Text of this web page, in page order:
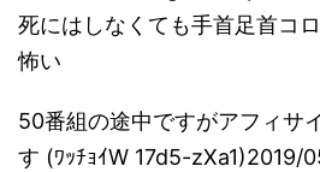
死にはしなくても手首足首コ
怖い
50番組の途中ですがアフィサ
す (ﾜｯﾁｮｲW 17d5-zXa1)2019/